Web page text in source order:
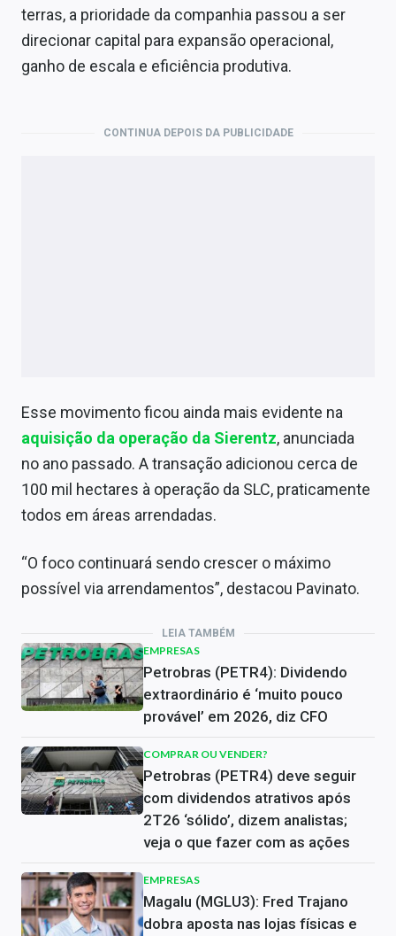
terras, a prioridade da companhia passou a ser
direcionar capital para expansão operacional,
ganho de escala e eficiência produtiva.
CONTINUA DEPOIS DA PUBLICIDADE
Esse movimento ficou ainda mais evidente na
aquisição da operação da Sierentz, anunciada
no ano passado. A transação adicionou cerca de
100 mil hectares à operação da SLC, praticamente
todos em áreas arrendadas.
“O foco continuará sendo crescer o máximo
possível via arrendamentos”, destacou Pavinato.
LEIA TAMBÉM
EMPRESAS
Petrobras (PETR4): Dividendo
extraordinário é ‘muito pouco
provável’ em 2026, diz CFO
COMPRAR OU VENDER?
Petrobras (PETR4) deve seguir
com dividendos atrativos após
2T26 ‘sólido’, dizem analistas;
veja o que fazer com as ações
EMPRESAS
Magalu (MGLU3): Fred Trajano
dobra aposta nas lojas físicas e